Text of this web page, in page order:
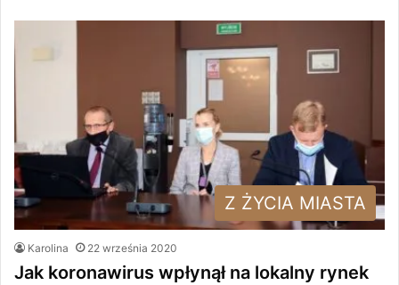
Z ŻYCIA MIASTA
Karolina 22 września 2020
Jak koronawirus wpłynął na lokalny rynek